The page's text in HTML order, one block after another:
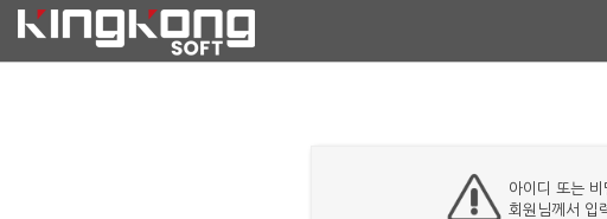
아이디 또는 비
회원님께서 입